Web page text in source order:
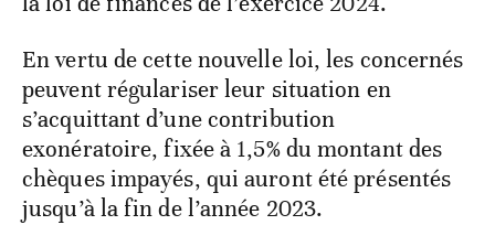
En vertu de cette nouvelle loi, les concernés
peuvent régulariser leur situation en
s’acquittant d’une contribution
exonératoire, fixée à 1,5% du montant des
chèques impayés, qui auront été présentés
jusqu’à la fin de l’année 2023.